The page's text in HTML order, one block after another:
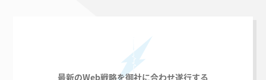
最新のWeb戦略を御社に合わせ遂行する